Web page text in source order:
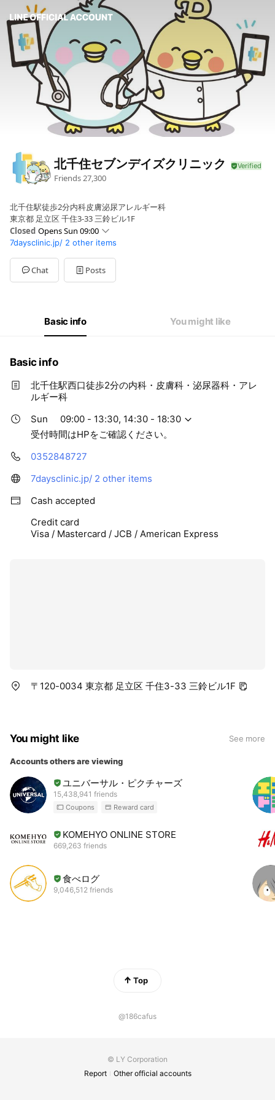
北千住セブンデイズクリニック
Friends27,300
北千住駅徒歩2分内科皮膚泌尿アレルギー科
東京都 足立区 千住3-33 三鈴ビル1F
Closed Opens Sun 09:00
Sun09:00 - 13:30,14:30 - 18:30
Mon10:00 - 14:00,15:30 - 20:00
Tue10:00 - 14:00,15:30 - 20:00
Wed10:00 - 14:00,15:30 - 20:00
09:00 - 13:30,14:30 - 18:30
受付時間はHPをご確認ください。
7daysclinic.jp/ 2 other items
Chat Posts
Basic info You might like
Basic info
北千住駅西口徒歩2分の内科・皮膚科・泌尿器科・アレ
ルギー科
Sun
09:00 - 13:30, 14:30 - 18:30
受付時間はHPをご確認ください。
0352848727
7daysclinic.jp/ 2 other items
Cash accepted
Credit card
Visa / Mastercard / JCB / American Express
〒120-0034 東京都 足立区 千住3-33 三鈴ビル1F
You might like See more
Accounts others are viewing
ユニバーサル・ピクチャーズ
15,438,941 friends
Coupons Reward card
KOMEHYO ONLINE STORE
669,263 friends
食べログ
9,046,512 friends
Top
@186cafus
© LY Corporation
Report
Other official accounts